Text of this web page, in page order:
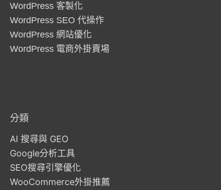
WordPress 客製化
WordPress SEO 代操作
WordPress 網站優化
WordPress 電商外掛賣場
分類
AI 搜尋與 GEO
Google分析工具
SEO搜尋引擎優化
WooCommerce外掛推薦